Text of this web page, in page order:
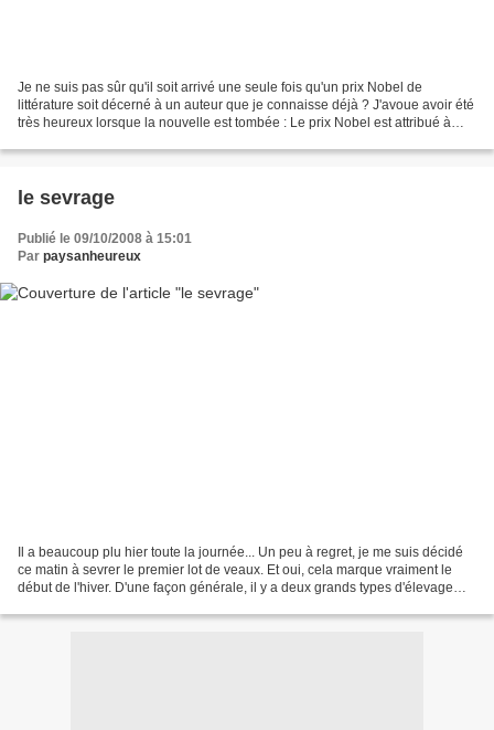
Je ne suis pas sûr qu'il soit arrivé une seule fois qu'un prix Nobel de
littérature soit décerné à un auteur que je connaisse déjà ? J'avoue avoir été
très heureux lorsque la nouvelle est tombée : Le prix Nobel est attribué à
le sevrage
Publié le 09/10/2008 à 15:01
Par paysanheureux
Il a beaucoup plu hier toute la journée... Un peu à regret, je me suis décidé
ce matin à sevrer le premier lot de veaux. Et oui, cela marque vraiment le
début de l'hiver. D'une façon générale, il y a deux grands types d'élevage